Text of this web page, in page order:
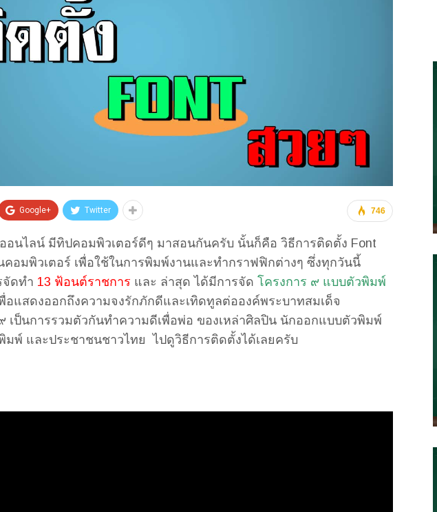
746
Google+ Twitter
อนไลน์ มีทิปคอมพิวเตอร์ดีๆ มาสอนกันครับ นั้นก็คือ วิธีการติดตั้ง Font
อมพิวเตอร์ เพื่อใช้ในการพิมพ์งานและทำกราฟฟิกต่างๆ ซึ่งทุกวันนี้
จัดทำ 13 ฟ้อนต์ราชการ และ ล่าสุด ได้มีการจัด โครงการ ๙ แบบตัวพิมพ์
อแสดงออกถึงความจงรักภักดีและเทิดทูลต่อองค์พระบาทสมเด็จ
เป็นการรวมตัวกันทำความดีเพื่อพ่อ ของเหล่าศิลปิน นักออกแบบตัวพิมพ์
มพ์ และประชาชนชาวไทย ไปดูวิธีการติดตั้งได้เลยครับ